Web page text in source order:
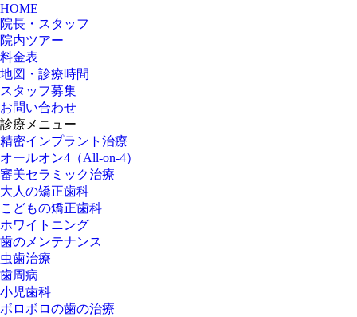
HOME
院長・スタッフ
院内ツアー
料金表
地図・診療時間
スタッフ募集
お問い合わせ
診療メニュー
精密インプラント治療
オールオン4（All-on-4）
審美セラミック治療
大人の矯正歯科
こどもの矯正歯科
ホワイトニング
歯のメンテナンス
虫歯治療
歯周病
小児歯科
ボロボロの歯の治療